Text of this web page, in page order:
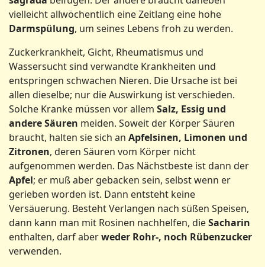
vielleicht allwöchentlich eine Zeitlang eine hohe
Darmspülung, um seines Lebens froh zu werden.
Zuckerkrankheit, Gicht, Rheumatismus und
Wassersucht sind verwandte Krankheiten und
entspringen schwachen Nieren. Die Ursache ist bei
allen dieselbe; nur die Auswirkung ist verschieden.
Solche Kranke müssen vor allem Salz, Essig und
andere Säuren meiden. Soweit der Körper Säuren
braucht, halten sie sich an Apfelsinen, Limonen und
Zitronen, deren Säuren vom Körper nicht
aufgenommen werden. Das Nächstbeste ist dann der
Apfel; er muß aber gebacken sein, selbst wenn er
gerieben worden ist. Dann entsteht keine
Versäuerung. Besteht Verlangen nach süßen Speisen,
dann kann man mit Rosinen nachhelfen, dieSacharin
enthalten, darf aberweder Rohr-, noch Rübenzucker
verwenden.